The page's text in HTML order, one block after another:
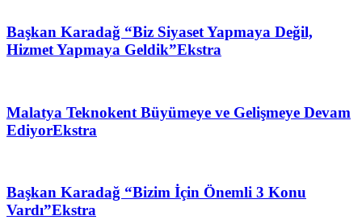
Başkan Karadağ “Biz Siyaset Yapmaya Değil,
Hizmet Yapmaya Geldik”Ekstra
Malatya Teknokent Büyümeye ve Gelişmeye Devam
EdiyorEkstra
Başkan Karadağ “Bizim İçin Önemli 3 Konu
Vardı”Ekstra